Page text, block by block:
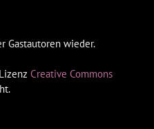
Gastautoren wieder.
Creative Commons